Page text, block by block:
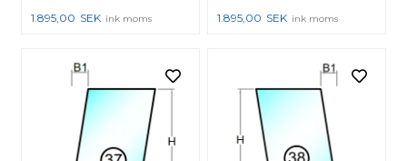
1.895,00 SEK ink moms 1.895,00 SEK ink moms